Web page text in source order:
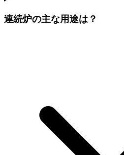
連続炉の主な用途は？